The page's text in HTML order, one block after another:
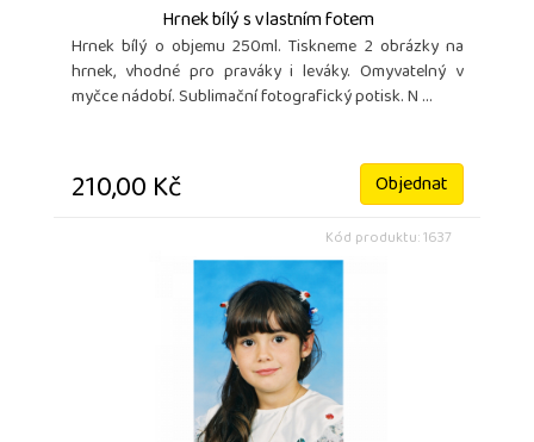
Hrnek bílý s vlastním fotem
Hrnek bílý o objemu 250ml. Tiskneme 2 obrázky na
hrnek, vhodné pro praváky i leváky. Omyvatelný v
myčce nádobí. Sublimační fotografický potisk. N ...
210,00 Kč Objednat
Kód produktu: 1637